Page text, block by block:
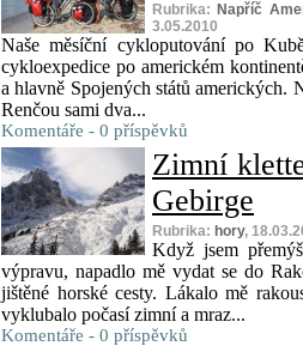
Rubrika: Napříč
3.05.2010
Naše měsíční cykloputování po
cykloexpedice po americkém
a hlavně Spojených států amerických.
Renčou sami dva...
Komentáře - 0 příspěvků
Zimní
Gebirge
Rubrika: hory,
Když jsem
výpravu, napadlo mě vydat se do
jištěné horské cesty. Lákalo mě
vyklubalo počasí zimní a mraz...
Komentáře - 0 příspěvků